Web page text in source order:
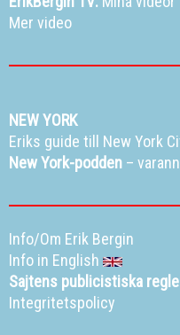
Mer video
NEW YORK
Eriks guide till New York
New York-podden –
Info/Om Erik Bergin
Info in English
Sajtens publicistiska
Integritetspolicy